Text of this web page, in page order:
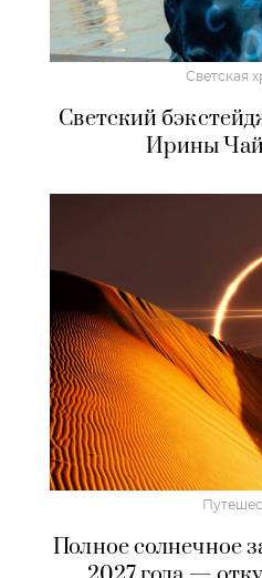
Светская
Светский
Ирины
Полное солнечное